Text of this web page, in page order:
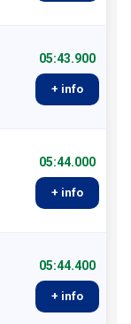
05:43.900
+ info
05:44.000
+ info
05:44.400
+ info